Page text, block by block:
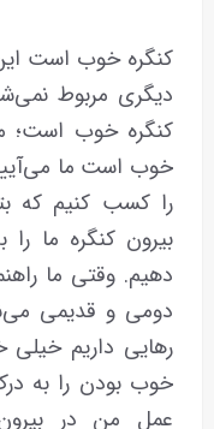
کنگره خوب است
دیگری مربوط
کنگره خوب است؛
خوب است ما
را کسب کنیم که
بیرون کنگره ما را
دهیم. وقتی ما
رهایی داریم
خوب بودن را به
عمل من در